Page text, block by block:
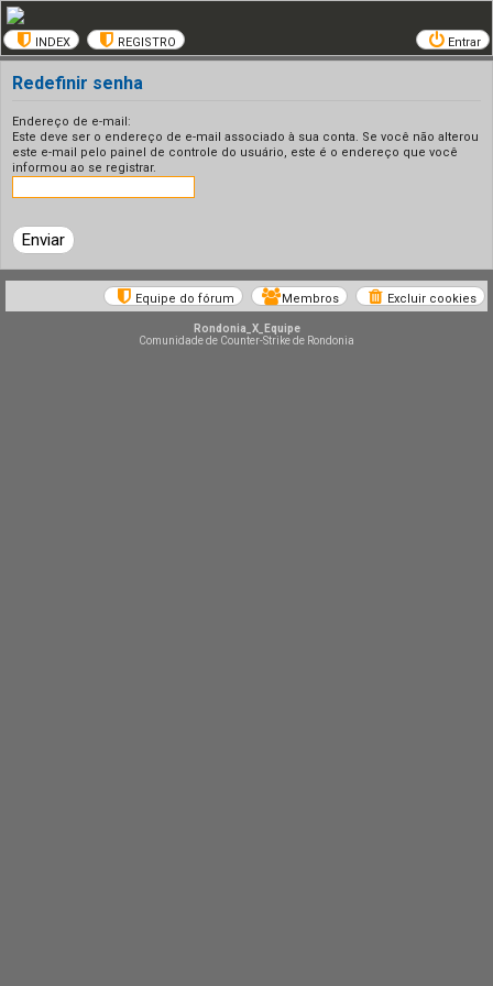
INDEX REGISTRO Entrar
Redefinir senha
Endereço de e-mail:
Este deve ser o endereço de e-mail associado à sua conta. Se você não alterou
este e-mail pelo painel de controle do usuário, este é o endereço que você
informou ao se registrar.
Excluir cookies
Membros
Equipe do fórum
Rondonia_X_Equipe
Comunidade de Counter-Strike de Rondonia